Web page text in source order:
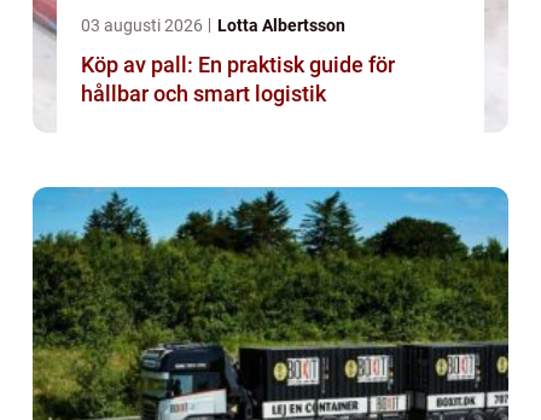
03 augusti 2026 Lotta Albertsson
Köp av pall: En praktisk guide för
hållbar och smart logistik